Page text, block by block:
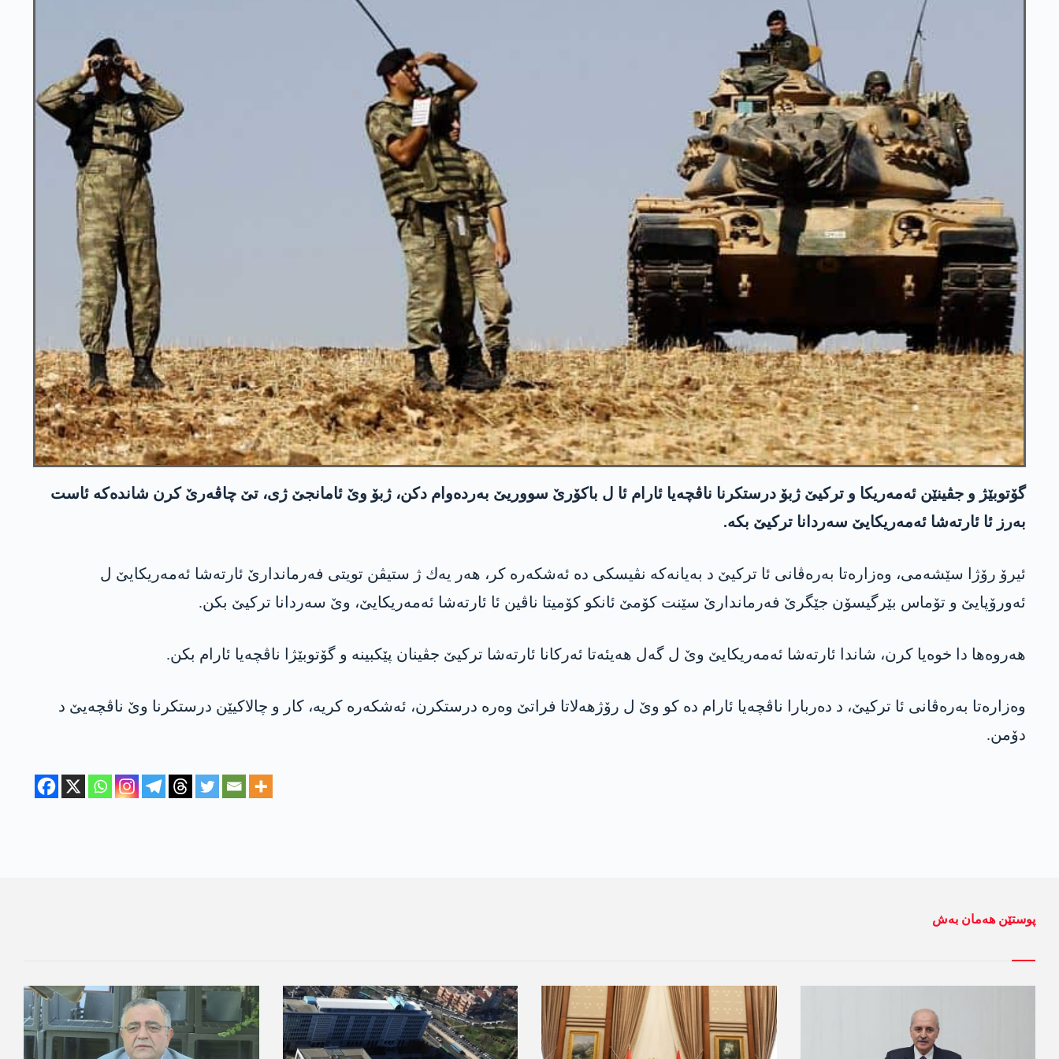
گۆتوبێژ و جڤینێن ئه‌مه‌ریكا و تركیێ ژبۆ درستكرنا ناڤچه‌یا ئارام ئا ل باكۆرێ سووریێ به‌رده‌وام دكن، ژبۆ وێ ئامانجێ ژی، تێ چاڤه‌رێ كرن شانده‌كه‌ ئاست
به‌رز ئا ئارته‌شا ئه‌مه‌ریكایێ سه‌ردانا تركیێ بكه‌.
ئیرۆ رۆژا سێشه‌می، وه‌زاره‌تا به‌ره‌ڤانی ئا تركیێ د به‌یانه‌كه‌ نڤیسكی ده‌ ئه‌شكه‌ره‌ كر، هه‌ر یه‌ك ژ ستیڤن تویتی فه‌رماندارێ ئارته‌شا ئه‌مه‌ریكایێ ل
ئه‌ورۆپایێ و تۆماس بێرگیسۆن جێگرێ فه‌رماندارێ سێنت كۆمێ ئانكو كۆمیتا ناڤین ئا ئارته‌شا ئه‌مه‌ریكایێ، وێ سه‌ردانا تركیێ بكن.
هه‌روه‌ها دا خوه‌یا كرن، شاندا ئارته‌شا ئه‌مه‌ریكایێ وێ ل گه‌ل هه‌یئه‌تا ئه‌ركانا ئارته‌شا تركیێ جڤینان پێكبینه‌ و گۆتوبێژا ناڤچه‌یا ئارام بكن.
وه‌زاره‌تا به‌ره‌ڤانی ئا تركیێ، د ده‌ربارا ناڤچه‌یا ئارام ده‌ كو وێ ل رۆژهه‌لاتا فراتێ وه‌ره‌ درستكرن، ئه‌شكه‌ره‌ كریه‌، كار و چالاكیێن درستكرنا وێ ناڤچه‌یێ د
دۆمن.
پوستێن ھەمان بەش